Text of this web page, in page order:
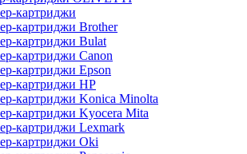
картриджи
картриджи Brother
картриджи Bulat
картриджи Canon
картриджи Epson
картриджи HP
картриджи Konica Minolta
картриджи Kyocera Mita
картриджи Lexmark
картриджи Oki